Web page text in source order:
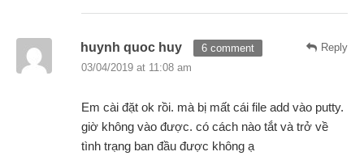
Reply
huynh quoc huy
6 comment
03/04/2019 at 11:08 am
Em cài đặt ok rồi. mà bị mất cái file add vào putty.
giờ không vào được. có cách nào tắt và trở về
tình trạng ban đầu được không ạ